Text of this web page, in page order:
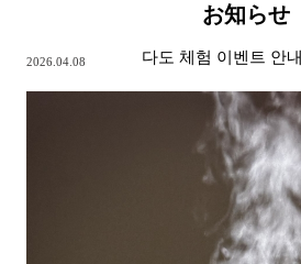
お知らせ
2026.04.08 다도 체험 이벤트 안내